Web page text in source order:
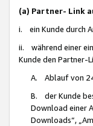
(a) Partner- Link
i. ein Kunde durch
ii. während einer
Kunde den Partner-
A. Ablauf von
B. der Kunde
Download einer
Downloads“,